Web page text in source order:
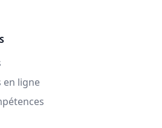
en ligne